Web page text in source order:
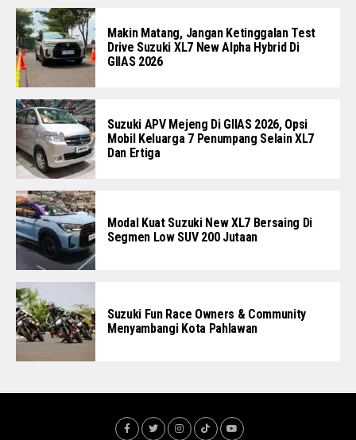
Makin Matang, Jangan Ketinggalan Test
Drive Suzuki XL7 New Alpha Hybrid Di
GIIAS 2026
Suzuki APV Mejeng Di GIIAS 2026, Opsi
Mobil Keluarga 7 Penumpang Selain XL7
Dan Ertiga
Modal Kuat Suzuki New XL7 Bersaing Di
Segmen Low SUV 200 Jutaan
Suzuki Fun Race Owners & Community
Menyambangi Kota Pahlawan